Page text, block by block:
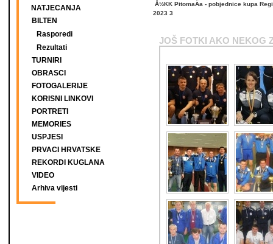
NATJECANJA
BILTEN
Rasporedi
Rezultati
TURNIRI
OBRASCI
FOTOGALERIJE
KORISNI LINKOVI
PORTRETI
MEMORIES
USPJESI
PRVACI HRVATSKE
REKORDI KUGLANA
VIDEO
Arhiva vijesti
Å½KK PitomaÄa - pobjednice kupa
2023 3
JOŠ FOTKI AKO NEKOG